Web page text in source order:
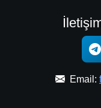
Email: